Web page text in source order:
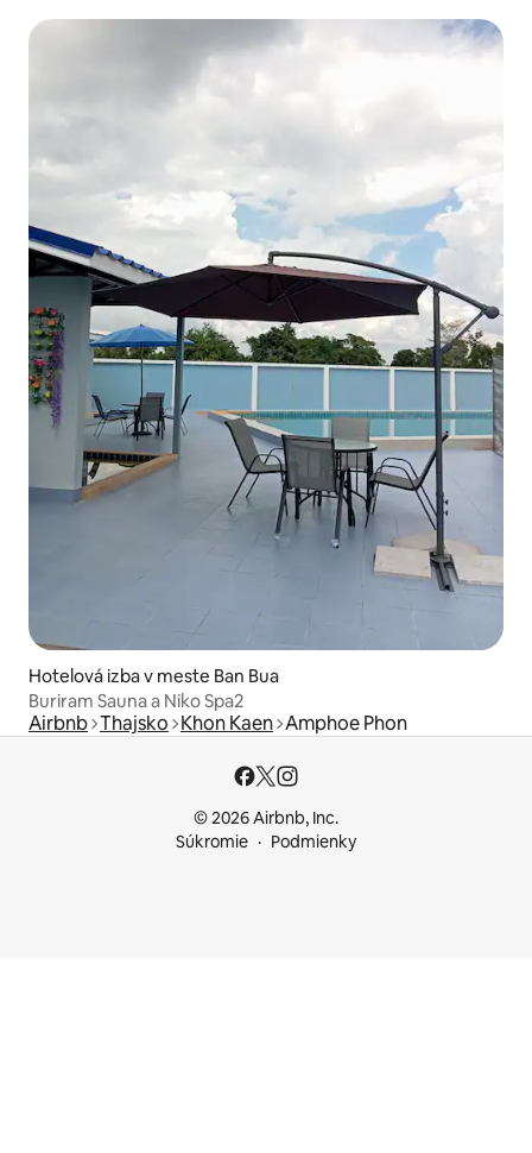
Hotelová izba v meste Ban Bua
Buriram Sauna a Niko Spa2
Airbnb Thajsko Khon Kaen Amphoe Phon
© 2026 Airbnb, Inc.
Súkromie
Podmienky